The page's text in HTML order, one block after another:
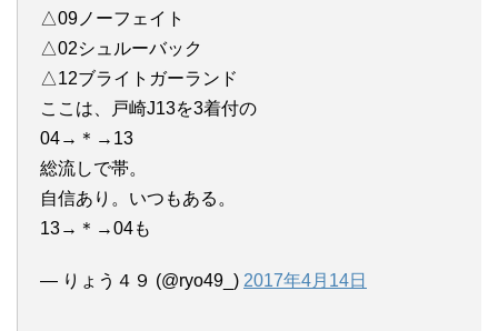
△09ノーフェイト
△02シュルーバック
△12ブライトガーランド
ここは、戸崎J13を3着付の
04→＊→13
総流しで帯。
自信あり。いつもある。
13→＊→04も
— りょう４９ (@ryo49_) 2017年4月14日